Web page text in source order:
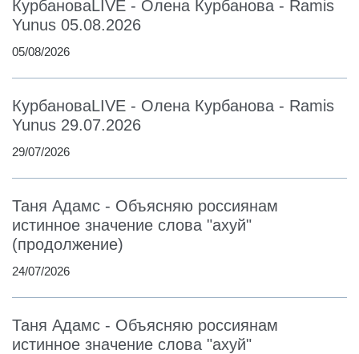
КурбановаLIVE - Олена Курбанова - Ramis
Yunus 05.08.2026
05/08/2026
КурбановаLIVE - Олена Курбанова - Ramis
Yunus 29.07.2026
29/07/2026
Таня Адамс - Объясняю россиянам
истинное значение слова "ахуй"
(продолжение)
24/07/2026
Таня Адамс - Объясняю россиянам
истинное значение слова "ахуй"